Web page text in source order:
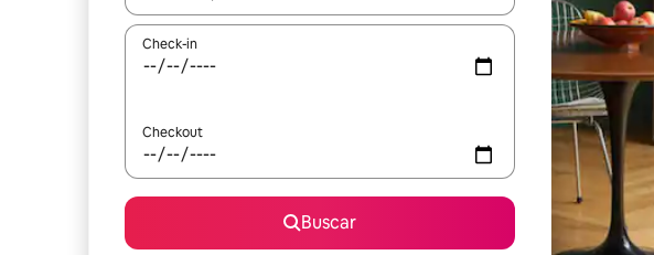
Check-in
Checkout
Buscar